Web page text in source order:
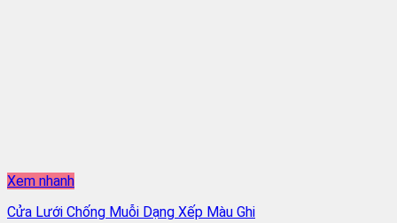
Xem nhanh
Cửa Lưới Chống Muỗi Dạng Xếp Màu Ghi